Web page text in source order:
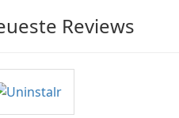
Reviews